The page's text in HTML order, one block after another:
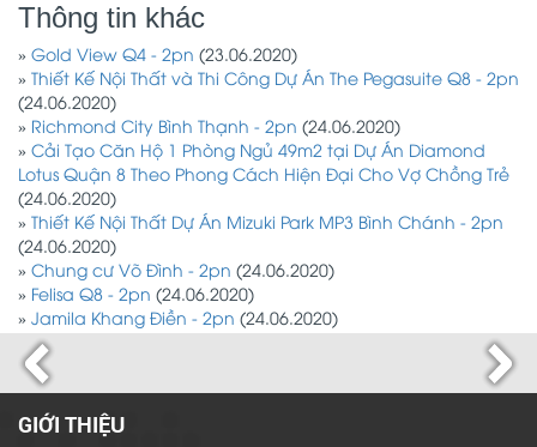
Thông tin khác
» Gold View Q4 - 2pn (23.06.2020)
»
Thiết Kế Nội Thất và Thi Công Dự Án The Pegasuite Q8 - 2pn
(24.06.2020)
» Richmond City Bình Thạnh - 2pn (24.06.2020)
» Cải Tạo Căn Hộ 1 Phòng Ngủ 49m2 tại Dự Án Diamond
Lotus Quận 8 Theo Phong Cách Hiện Đại Cho Vợ Chồng Trẻ
(24.06.2020)
»
Thiết Kế Nội Thất Dự Án Mizuki Park MP3 Bình Chánh - 2pn
(24.06.2020)
» Chung cư Võ Đình - 2pn (24.06.2020)
» Felisa Q8 - 2pn (24.06.2020)
» Jamila Khang Điền - 2pn (24.06.2020)
GIỚI THIỆU